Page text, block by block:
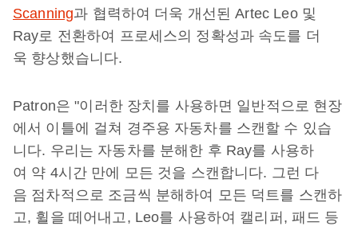
Scanning과 협력하여 더욱 개선된 Artec Leo 및
Ray로 전환하여 프로세스의 정확성과 속도를 더
욱 향상했습니다.
Patron은 "이러한 장치를 사용하면 일반적으로 현장
에서 이틀에 걸쳐 경주용 자동차를 스캔할 수 있습
니다. 우리는 자동차를 분해한 후 Ray를 사용하
여 약 4시간 만에 모든 것을 스캔합니다. 그런 다
음 점차적으로 조금씩 분해하여 모든 덕트를 스캔하
고, 휠을 떼어내고, Leo를 사용하여 캘리퍼, 패드 등